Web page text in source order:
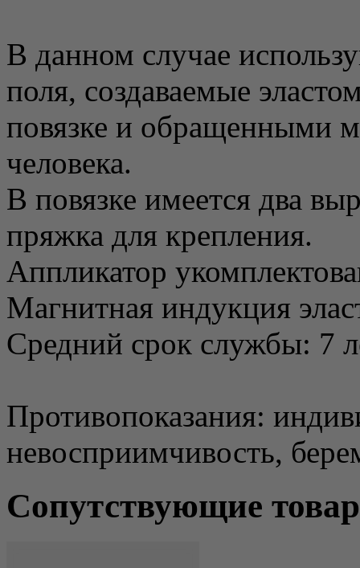
В данном случае
поля, создаваемые
повязке и обращенными
человека.
В повязке имеется два
пряжка для крепления.
Аппликатор
Магнитная индукция
Средний срок службы: 7
Противопоказания:
невосприимчивость,
Сопутствующие